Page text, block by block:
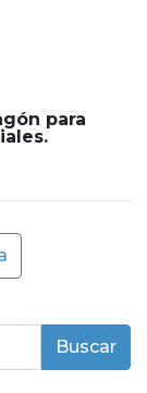
para